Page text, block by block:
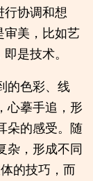
协调和想
审美，比如艺
是技术。
的色彩、线
心摹手追，形
朵的感受。随
杂，形成不同
的技巧，而